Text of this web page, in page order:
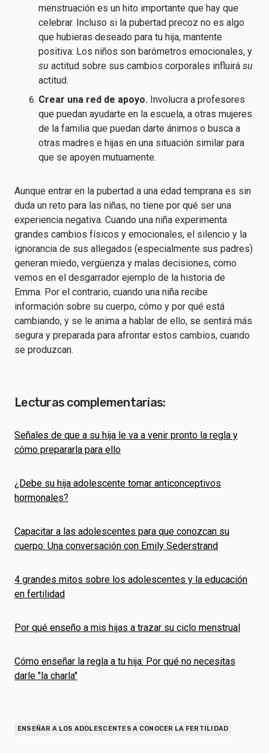
menstruación es un hito importante que hay que
celebrar. Incluso si la pubertad precoz no es algo
que hubieras deseado para tu hija, mantente
positiva: Los niños son barómetros emocionales, y
su actitud sobre sus cambios corporales influirá su
actitud.
Crear una red de apoyo. Involucra a profesores
que puedan ayudarte en la escuela, a otras mujeres
de la familia que puedan darte ánimos o busca a
otras madres e hijas en una situación similar para
que se apoyen mutuamente.
Aunque entrar en la pubertad a una edad temprana es sin
duda un reto para las niñas, no tiene por qué ser una
experiencia negativa. Cuando una niña experimenta
grandes cambios físicos y emocionales, el silencio y la
ignorancia de sus allegados (especialmente sus padres)
generan miedo, vergüenza y malas decisiones, como
vemos en el desgarrador ejemplo de la historia de
Emma. Por el contrario, cuando una niña recibe
información sobre su cuerpo, cómo y por qué está
cambiando, y se le anima a hablar de ello, se sentirá más
segura y preparada para afrontar estos cambios, cuando
se produzcan.
Lecturas complementarias:
Señales de que a su hija le va a venir pronto la regla y
cómo prepararla para ello
¿Debe su hija adolescente tomar anticonceptivos
hormonales?
Capacitar a las adolescentes para que conozcan su
cuerpo: Una conversación con Emily Sederstrand
4 grandes mitos sobre los adolescentes y la educación
en fertilidad
Por qué enseño a mis hijas a trazar su ciclo menstrual
Cómo enseñar la regla a tu hija: Por qué no necesitas
darle "la charla"
ENSEÑAR A LOS ADOLESCENTES A CONOCER LA FERTILIDAD